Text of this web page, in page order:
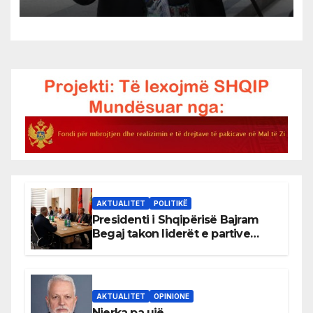
AKTUALITET POLITIKË
Presidenti i Shqipërisë Bajram
Begaj takon liderët e partive
AKTUALITET OPINIONE